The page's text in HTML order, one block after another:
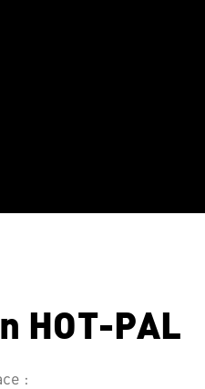
HOT-PAL
: